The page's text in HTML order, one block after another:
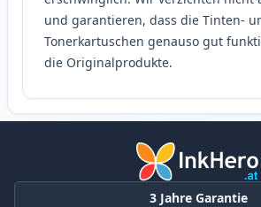
und garantieren, dass die Tinten-
Tonerkartuschen genauso gut
die Originalprodukte.
3 Jahre Garantie